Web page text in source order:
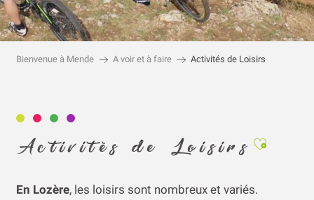
Bienvenue à Mende A voir et à faire Activités de Loisirs
Activités de Loisirs Ajouter
En Lozère, les loisirs sont nombreux et variés.